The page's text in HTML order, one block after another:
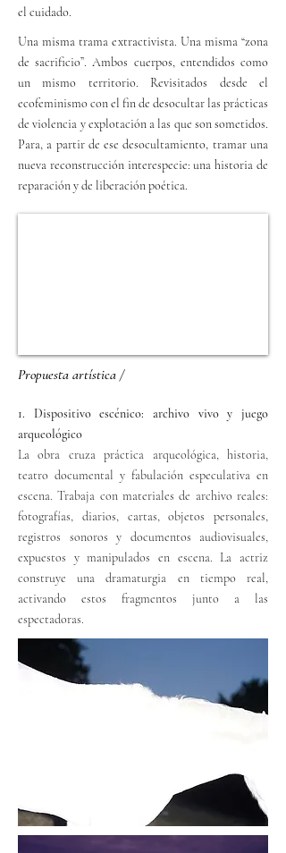
el cuidado.
Una misma trama extractivista. Una misma “zona
de sacrificio”. Ambos cuerpos, entendidos como
un mismo territorio. Revisitados desde el
ecofeminismo con el fin de desocultar las prácticas
de violencia y explotación a las que son sometidos.
Para, a partir de ese desocultamiento, tramar una
nueva reconstrucción interespecie: una historia de
reparación y de liberación poética.
Propuesta artística /
1. Dispositivo escénico: archivo vivo y juego
arqueológico
La obra cruza práctica arqueológica, historia,
teatro documental y fabulación especulativa en
escena. Trabaja con materiales de archivo reales:
fotografías, diarios, cartas, objetos personales,
registros sonoros y documentos audiovisuales,
expuestos y manipulados en escena. La actriz
construye una dramaturgia en tiempo real,
activando estos fragmentos junto a las
espectadoras.